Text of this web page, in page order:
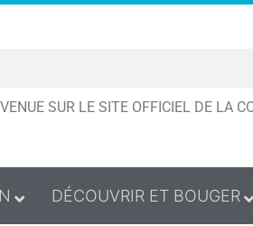
SUR LE SITE OFFICIEL DE LA
DÉCOUVRIR ET BOUGER